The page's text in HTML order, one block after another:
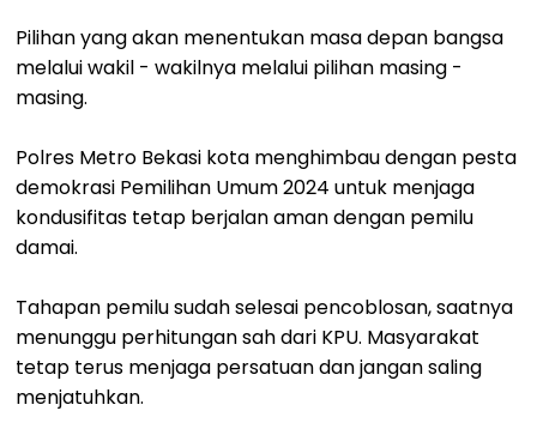
Pilihan yang akan menentukan masa depan bangsa
melalui wakil - wakilnya melalui pilihan masing -
masing.
Polres Metro Bekasi kota menghimbau dengan pesta
demokrasi Pemilihan Umum 2024 untuk menjaga
kondusifitas tetap berjalan aman dengan pemilu
damai.
Tahapan pemilu sudah selesai pencoblosan, saatnya
menunggu perhitungan sah dari KPU. Masyarakat
tetap terus menjaga persatuan dan jangan saling
menjatuhkan.